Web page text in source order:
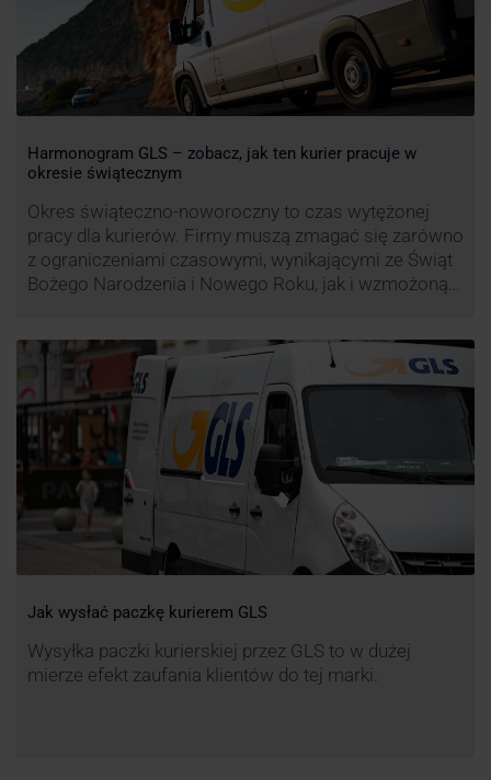
Harmonogram GLS – zobacz, jak ten kurier pracuje w
okresie świątecznym
Okres świąteczno-noworoczny to czas wytężonej
pracy dla kurierów. Firmy muszą zmagać się zarówno
z ograniczeniami czasowymi, wynikającymi ze Świąt
Bożego Narodzenia i Nowego Roku, jak i wzmożoną
firm. Zobacz harmonogram GLS na czas świąteczny!
Jak wysłać paczkę kurierem GLS
Wysyłka paczki kurierskiej przez GLS to w dużej
mierze efekt zaufania klientów do tej marki.